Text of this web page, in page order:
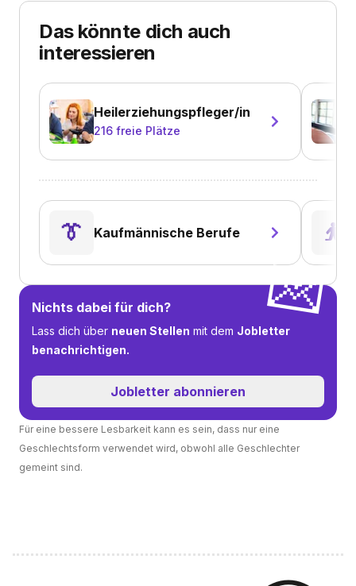
Das könnte dich auch
interessieren
Heilerziehungspfleger/in
216 freie Plätze
👔 Kaufmännische Berufe ⛹️
💌
Nichts dabei für dich?
Lass dich über neuen Stellen mit dem Jobletter
benachrichtigen.
Jobletter abonnieren
Für eine bessere Lesbarkeit kann es sein, dass nur eine
Geschlechtsform verwendet wird, obwohl alle Geschlechter
gemeint sind.